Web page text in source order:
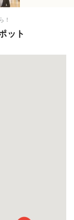
！
ット